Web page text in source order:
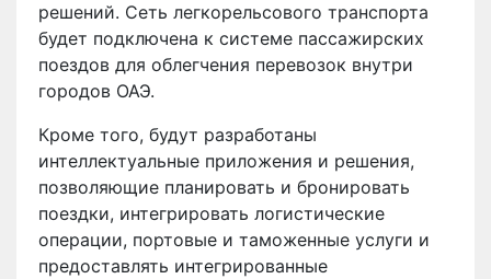
решений. Сеть легкорельсового транспорта
будет подключена к системе пассажирских
поездов для облегчения перевозок внутри
городов ОАЭ.
Кроме того, будут разработаны
интеллектуальные приложения и решения,
позволяющие планировать и бронировать
поездки, интегрировать логистические
операции, портовые и таможенные услуги и
предоставлять интегрированные